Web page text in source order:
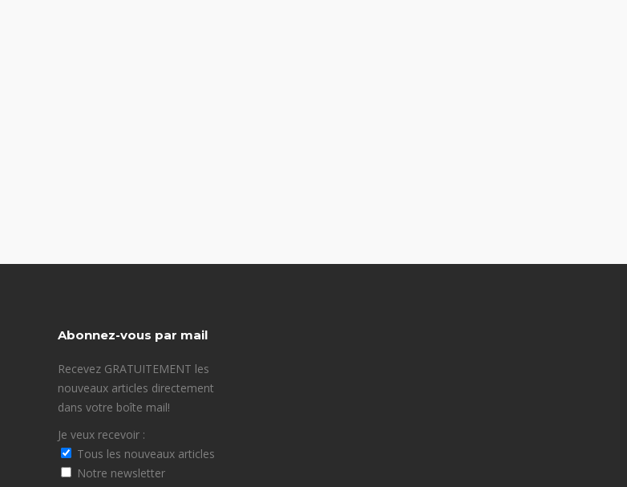
Abonnez-vous par mail
Recevez GRATUITEMENT les
nouveaux articles directement
dans votre boîte mail!
Je veux recevoir :
Tous les nouveaux articles
Notre newsletter